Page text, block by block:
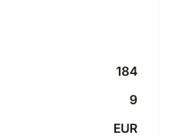
184
9
EUR